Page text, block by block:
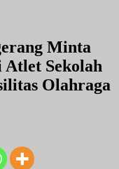
Minta
Atlet Sekolah
Olahraga